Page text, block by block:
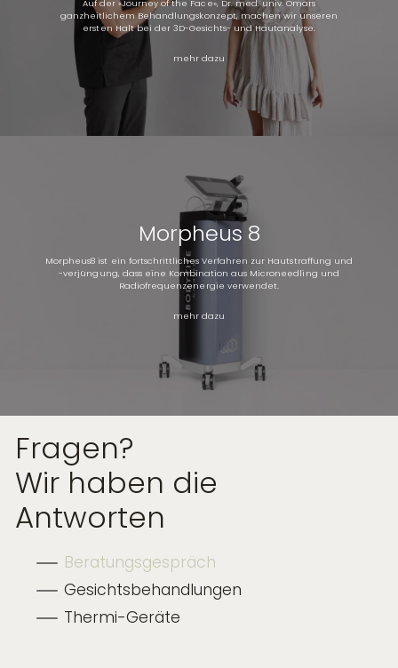
Auf der «Journey of the Face», Dr. med. univ. Omars
ganzheitlichem Behandlungskonzept, machen wir unseren
ersten Halt bei der 3D-Gesichts- und Hautanalyse.
mehr dazu
Morpheus 8
Morpheus8 ist ein fortschrittliches Verfahren zur Hautstraffung und
-verjüngung, dass eine Kombination aus Microneedling und
Radiofrequenzenergie verwendet.
mehr dazu
Fragen?
Wir haben die
Antworten
Beratungsgespräch
Gesichtsbehandlungen
Thermi-Geräte